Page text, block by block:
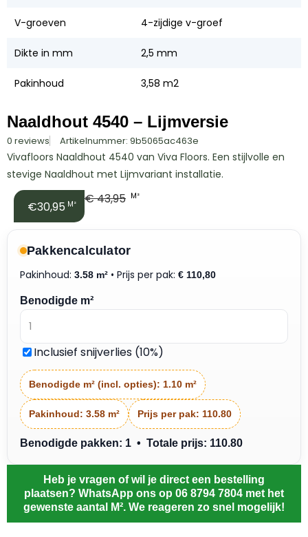
V-groeven 4-zijdige v-groef
Dikte in mm 2,5 mm
Pakinhoud 3,58 m2
Naaldhout 4540 – Lijmversie
0 reviews Artikelnummer: 9b5065ac463e
Vivafloors Naaldhout 4540 van Viva Floors. Een stijlvolle en
stevige Naaldhout met Lijmvariant installatie.
€30,95 M² €43,95 M²
Pakkencalculator
Pakinhoud: 3.58 m² • Prijs per pak: € 110,80
Benodigde m²
Inclusief snijverlies (10%)
Benodigde m² (incl. opties): 1.10 m²
Pakinhoud: 3.58 m² Prijs per pak: 110.80
Benodigde pakken: 1 • Totale prijs: 110.80
Heb je vragen of wil je direct een bestelling
plaatsen? WhatsApp ons op 06 8794 7804 met het
gewenste aantal M². We reageren zo snel mogelijk!